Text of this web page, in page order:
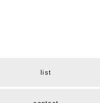
list